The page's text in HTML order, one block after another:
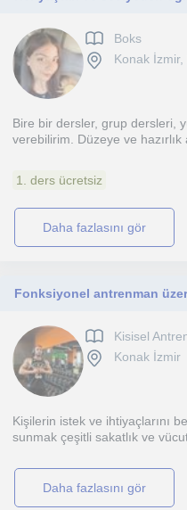
Boks
Konak
Bire bir dersler, grup dersleri,
verebilirim. Düzeye ve hazırlık
1. ders ücretsiz
daha fazlasını gör
Kisisel
Konak İzmir
Kişilerin istek ve ihtiyaçlarını
sunmak çeşitli sakatlık ve
daha fazlasını gör